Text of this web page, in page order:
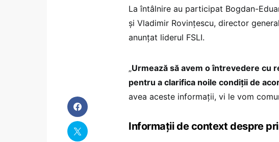
La întâlnire au participat Bogdan-
și Vladimir Rovințescu, director
anunțat liderul FSLI.
„Urmează să avem o întrevedere cu
pentru a clarifica noile condiții de
avea aceste informații, vi le vom
Informații de context despre